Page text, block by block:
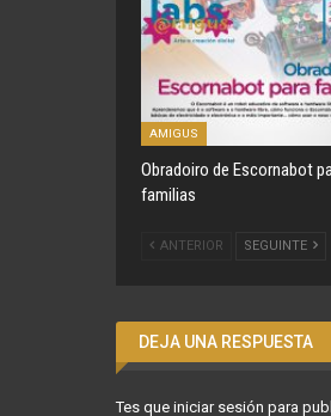
AMIGUS
Obradoiro de Escornabot
familias
ANTERIOR SEGUINTE
DEJA UNA RESPUESTA
Tes que iniciar sesión para